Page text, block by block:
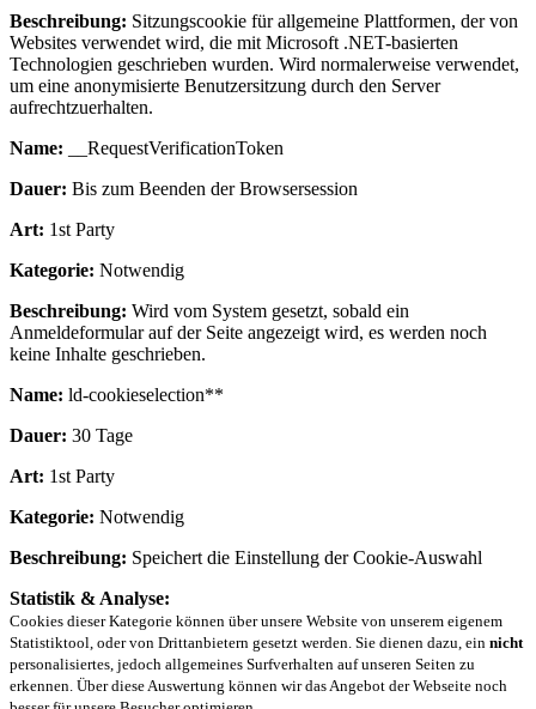
Beschreibung: Sitzungscookie für allgemeine Plattformen, der von
Websites verwendet wird, die mit Microsoft .NET-basierten
Technologien geschrieben wurden. Wird normalerweise verwendet,
um eine anonymisierte Benutzersitzung durch den Server
aufrechtzuerhalten.
Name: __RequestVerificationToken
Dauer: Bis zum Beenden der Browsersession
Art: 1st Party
Kategorie: Notwendig
Beschreibung: Wird vom System gesetzt, sobald ein
Anmeldeformular auf der Seite angezeigt wird, es werden noch
keine Inhalte geschrieben.
Name: ld-cookieselection**
Dauer: 30 Tage
Art: 1st Party
Kategorie: Notwendig
Beschreibung: Speichert die Einstellung der Cookie-Auswahl
Statistik & Analyse:
Cookies dieser Kategorie können über unsere Website von unserem eigenem
Statistiktool, oder von Drittanbietern gesetzt werden. Sie dienen dazu, ein nicht
personalisiertes, jedoch allgemeines Surfverhalten auf unseren Seiten zu
erkennen. Über diese Auswertung können wir das Angebot der Webseite noch